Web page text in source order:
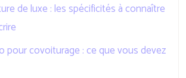
de luxe : les spécificités à connaître
pour covoiturage : ce que vous devez